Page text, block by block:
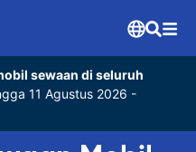
sewaan di seluruh
11 Agustus 2026 -